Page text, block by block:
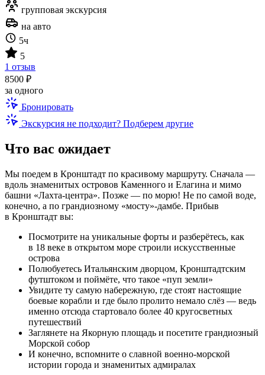
групповая экскурсия
на авто
5ч
5
1 отзыв
8500 ₽
за одного
Бронировать
Экскурсия не подходит? Подберем другие
Что вас ожидает
Мы поедем в Кронштадт по красивому маршруту. Сначала —
вдоль знаменитых островов Каменного и Елагина и мимо
башни «Лахта-центра». Позже — по морю! Не по самой воде,
конечно, а по грандиозному «мосту»-дамбе. Прибыв
в Кронштадт вы:
Посмотрите на уникальные форты и разберётесь, как
в 18 веке в открытом море строили искусственные
острова
Полюбуетесь Итальянским дворцом, Кронштадтским
футштоком и поймёте, что такое «пуп земли»
Увидите ту самую набережную, где стоят настоящие
боевые корабли и где было пролито немало слёз — ведь
именно отсюда стартовало более 40 кругосветных
путешествий
Заглянете на Якорную площадь и посетите грандиозный
Морской собор
И конечно, вспомните о славной военно-морской
истории города и знаменитых адмиралах